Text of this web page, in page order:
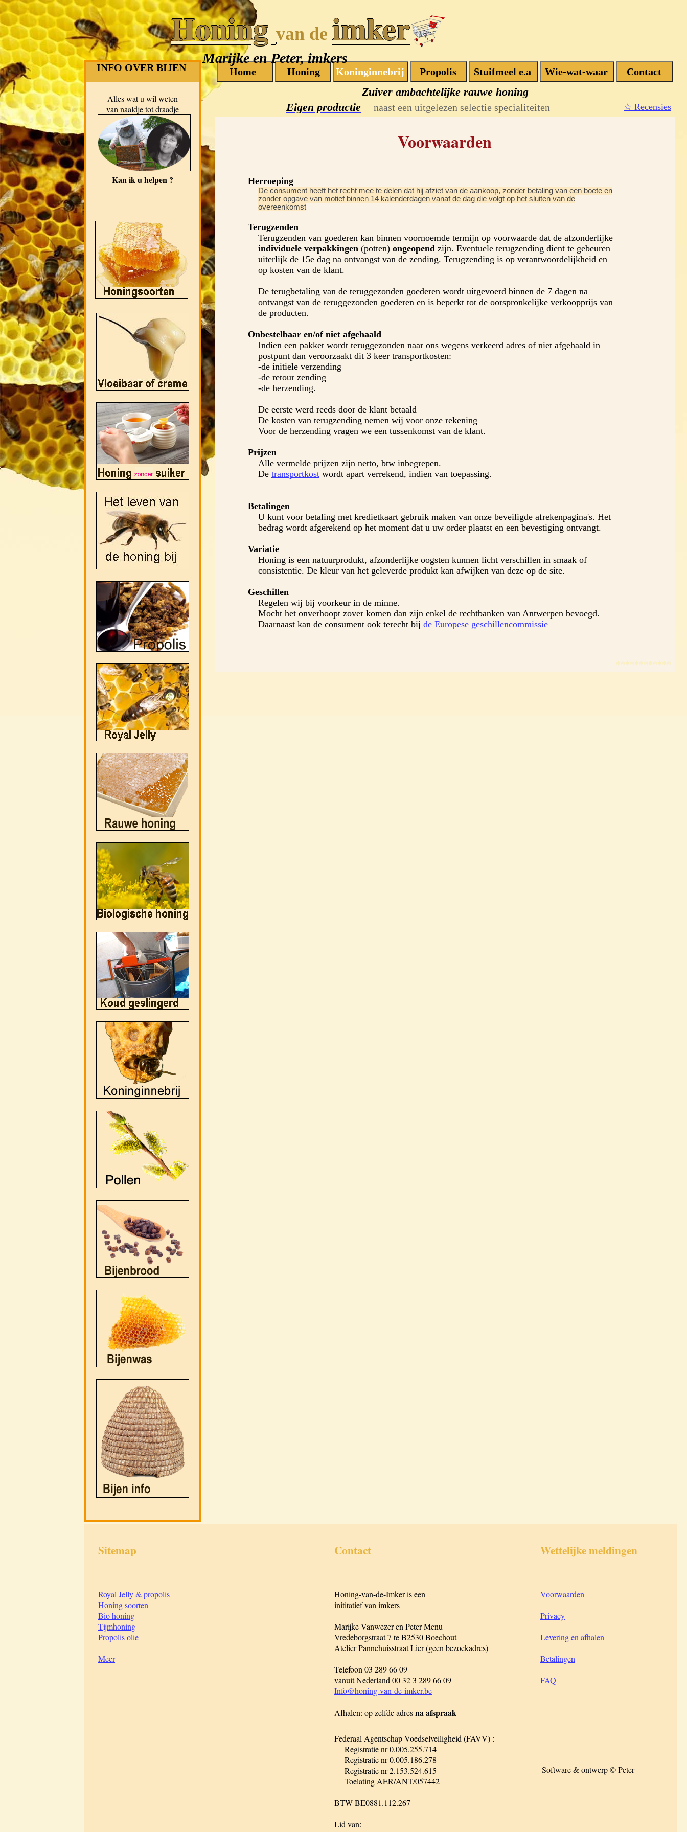
Honing van de imker
Marijke en Peter, imkers
INFO OVER BIJEN
Alles wat u wil weten
van naaldje tot draadje
Kan ik u helpen ?
Zuiver ambachtelijke rauwe honing
Eigen productie
naast een uitgelezen selectie specialiteiten ☆ Recensies
Voorwaarden
Herroeping
De consument heeft het recht mee te delen dat hij afziet van de aankoop, zonder betaling van een boete en
zonder opgave van motief binnen 14 kalenderdagen vanaf de dag die volgt op het sluiten van de
overeenkomst
Terugzenden
Terugzenden van goederen kan binnen voornoemde termijn op voorwaarde dat de afzonderlijke
individuele verpakkingen (potten) ongeopend zijn. Eventuele terugzending dient te gebeuren
uiterlijk de 15e dag na ontvangst van de zending. Terugzending is op verantwoordelijkheid en
op kosten van de klant.
De terugbetaling van de teruggezonden goederen wordt uitgevoerd binnen de 7 dagen na
ontvangst van de teruggezonden goederen en is beperkt tot de oorspronkelijke verkoopprijs van
de producten.
Onbestelbaar en/of niet afgehaald
Indien een pakket wordt teruggezonden naar ons wegens verkeerd adres of niet afgehaald in
postpunt dan veroorzaakt dit 3 keer transportkosten:
-de initiele verzending
-de retour zending
-de herzending.
De eerste werd reeds door de klant betaald
De kosten van terugzending nemen wij voor onze rekening
Voor de herzending vragen we een tussenkomst van de klant.
Prijzen
Alle vermelde prijzen zijn netto, btw inbegrepen.
De transportkost wordt apart verrekend, indien van toepassing.
Betalingen
U kunt voor betaling met kredietkaart gebruik maken van onze beveiligde afrekenpagina's. Het
bedrag wordt afgerekend op het moment dat u uw order plaatst en een bevestiging ontvangt.
Variatie
Honing is een natuurprodukt, afzonderlijke oogsten kunnen licht verschillen in smaak of
consistentie. De kleur van het geleverde produkt kan afwijken van deze op de site.
Geschillen
Regelen wij bij voorkeur in de minne.
Mocht het onverhoopt zover komen dan zijn enkel de rechtbanken van Antwerpen bevoegd.
Daarnaast kan de consument ook terecht bij de Europese geschillencommissie
************
Sitemap Contact Wettelijke meldingen
Royal Jelly & propolis
Honing soorten
Bio honing
Tijmhoning
Propolis olie
Meer
Honing-van-de-Imker is een
inititatief van imkers
Marijke Vanwezer en Peter Menu
Vredeborgstraat 7 te B2530 Boechout
Atelier Pannehuisstraat Lier (geen bezoekadres)
Telefoon 03 289 66 09
vanuit Nederland 00 32 3 289 66 09
Info@honing-van-de-imker.be
Afhalen: op zelfde adresna afspraak
Voorwaarden
Privacy
Levering en afhalen
Betalingen
FAQ
Federaal Agentschap Voedselveiligheid (FAVV) :
Registratie nr 0.005.255.714
Registratie nr 0.005.186.278
Registratie nr 2.153.524.615
Toelating AER/ANT/057442
BTW BE0881.112.267
Lid van:
Software & ontwerp © Peter